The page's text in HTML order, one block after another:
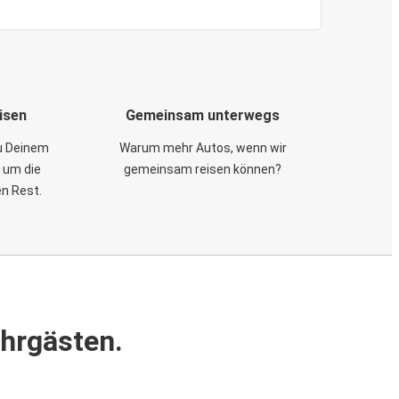
Deinem
die
Rest.
Gemeinsam unterwegs
Warum mehr Autos, wenn wir
gemeinsam reisen können?